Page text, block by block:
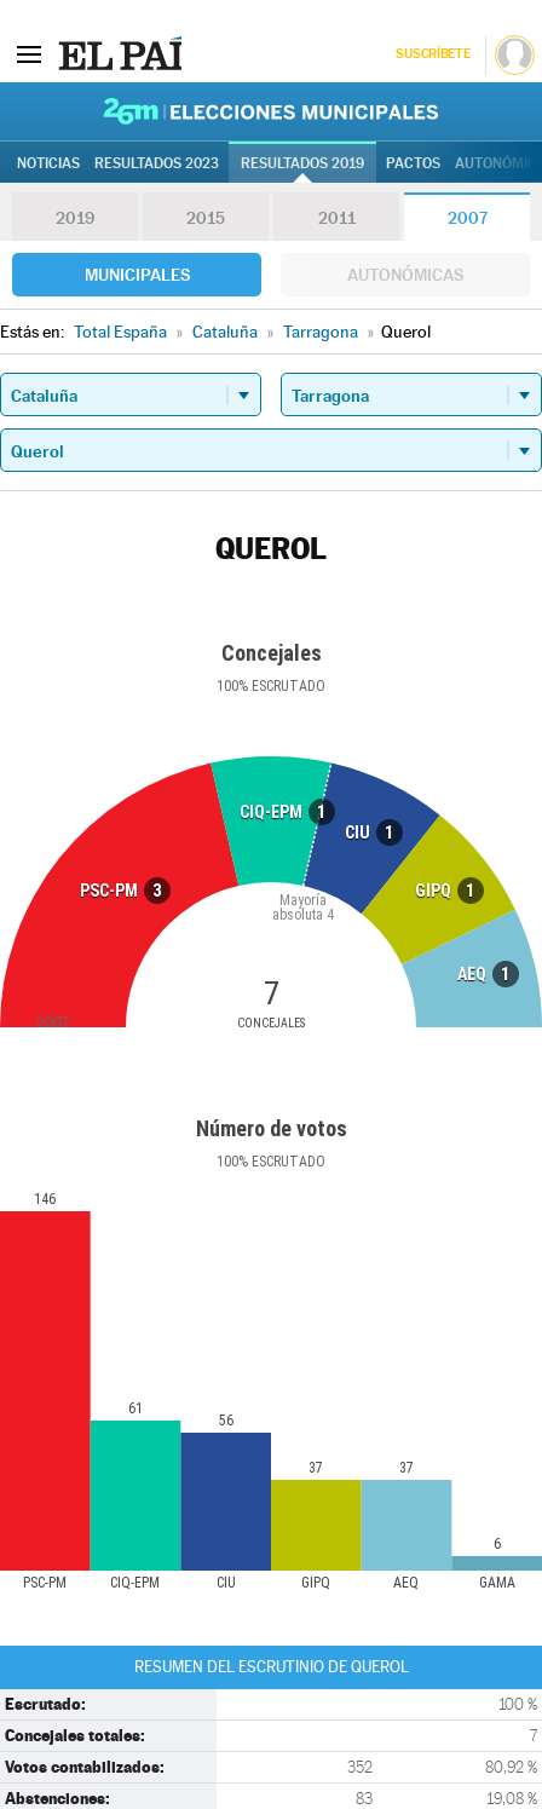
SUSCRÍBETE
NOTICIAS RESULTADOS 2023 RESULTADOS 2019 PACTOS
2019 2015 2011 2007
MUNICIPALES AUTONÓMICAS
Estás en: Total España » Cataluña » Tarragona » Querol
QUEROL
Concejales
100% ESCRUTADO
PSC-PM 3
CIQ-EPM 1
CIU 1
GIPQ 1
AEQ 1
7
CONCEJALES
Mayoría
absoluta 4
2007
Número de votos
100% ESCRUTADO
PSC-PM CIQ-EPM CIU GIPQ AEQ GAMA
146
61
56
37 37
6
RESUMEN DEL ESCRUTINIO DE QUEROL
Escrutado: 100 %
Concejales totales: 7
Votos contabilizados: 352 80,92 %
Abstenciones: 83 19,08 %